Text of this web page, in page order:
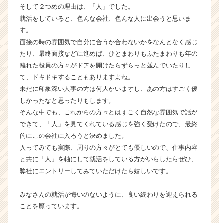
r
C
r
e
e
r）
そして２つめの理由は、「人」でした。
就活をしていると、色んな会社、色んな人に出会うと思いま
す。
面接の時の雰囲気で自分に合うか合わないかをなんとなく感じ
たり、最終面接などに進めば、ひとまわりもふたまわりも年の
離れた役員の方々がドアを開けたらずらっと並んでいたりし
て、ドキドキすることもありますよね。
未だに印象深い人事の方は何人かいますし、あの方はすごく優
しかったなと思ったりもします。
そんな中でも、これからの方々とはすごく自然な雰囲気で話が
できて、「人」を見てくれている感じを強く受けたので、最終
的にこの会社に入ろうと決めました。
入ってみても実際、周りの方々がとても優しいので、仕事内容
と共に「人」を軸にして就活をしている方がいらしたらぜひ、
弊社にエントリーしてみていただけたら嬉しいです。
みなさんの就活が悔いのないように、良い終わりを迎えられる
ことを願っています。